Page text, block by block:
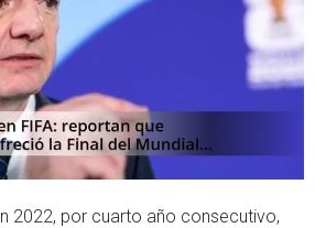
2022, por cuarto año consecutivo,